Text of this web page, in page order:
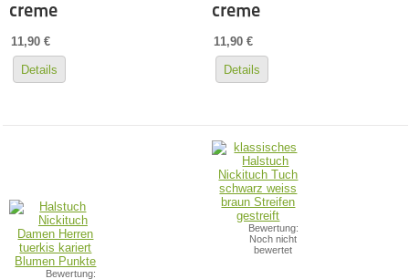
creme
11,90 €
Details
creme
11,90 €
Details
Bewertung:
Bewertung:
Noch nicht
bewertet